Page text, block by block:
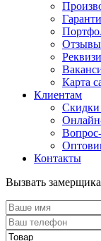
Отзывы
Карта
Клиентам
Скидки
Контакты
Вызвать замерщика